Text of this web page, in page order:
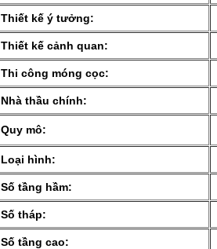
Thiết kế ý tưởng:
Thiết kế cảnh quan:
Thi công móng cọc:
Nhà thầu chính:
Quy mô:
Loại hình:
Số tầng hầm:
Số tháp:
Số tầng cao: